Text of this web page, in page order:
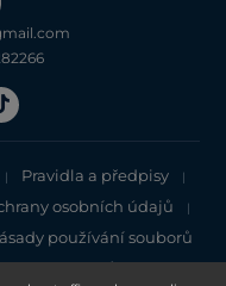
| Pravidla a předpisy |
osobních údajů |
používání souborů
údajů